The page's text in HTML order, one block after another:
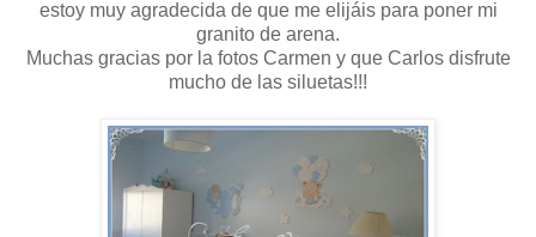
estoy muy agradecida de que me elijáis para poner mi
granito de arena.
Muchas gracias por la fotos Carmen y que Carlos disfrute
mucho de las siluetas!!!